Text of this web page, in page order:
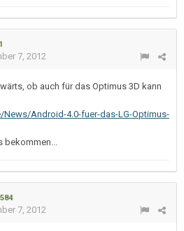
1
7, 2012
ob auch für das Optimus 3D kann
Android-4.0-fuer-das-LG-Optimus-
bekommen...
7, 2012